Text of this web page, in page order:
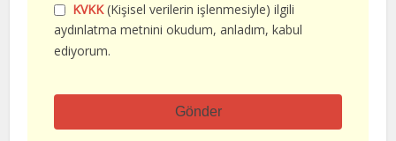
KVKK(Kişisel verilerin işlenmesiyle) ilgili
aydınlatma metnini okudum, anladım, kabul
ediyorum.
Gönder